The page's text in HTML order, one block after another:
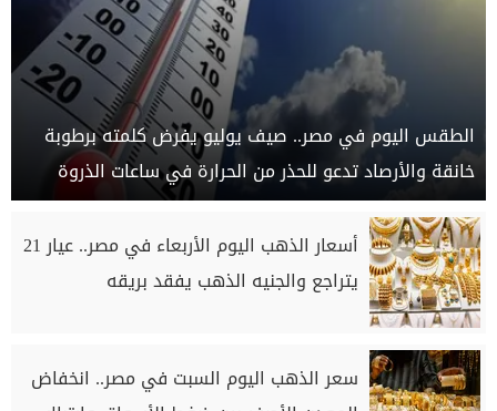
الطقس اليوم في مصر.. صيف يوليو يفرض كلمته برطوبة
خانقة والأرصاد تدعو للحذر من الحرارة في ساعات الذروة
أسعار الذهب اليوم الأربعاء في مصر.. عيار 21
يتراجع والجنيه الذهب يفقد بريقه
سعر الذهب اليوم السبت في مصر.. انخفاض